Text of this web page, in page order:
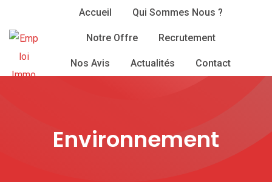
content
Accueil Qui Sommes Nous ?
Notre Offre Recrutement
Nos Avis Actualités Contact
Environnement